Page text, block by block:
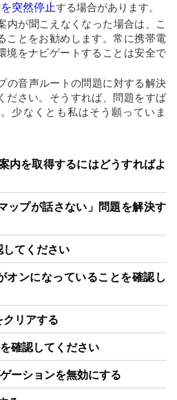
突然停止する場合があります。
内が聞こえなくなった場合は、こ
ことをお勧めします。常に携帯電
境をナビゲートすることは安全で
の音声ルートの問題に対する解決
ださい。そうすれば、問題をすば
少なくとも私はそう願っていま
内を取得するにはどうすればよ
ップが話さない」問題を解決す
してください
オンになっていることを確認し
クリアする
確認してください
ーションを無効にする